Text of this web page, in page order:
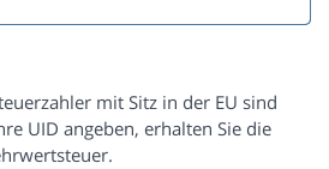
mit Sitz in der EU sind
UID angeben, erhalten Sie die